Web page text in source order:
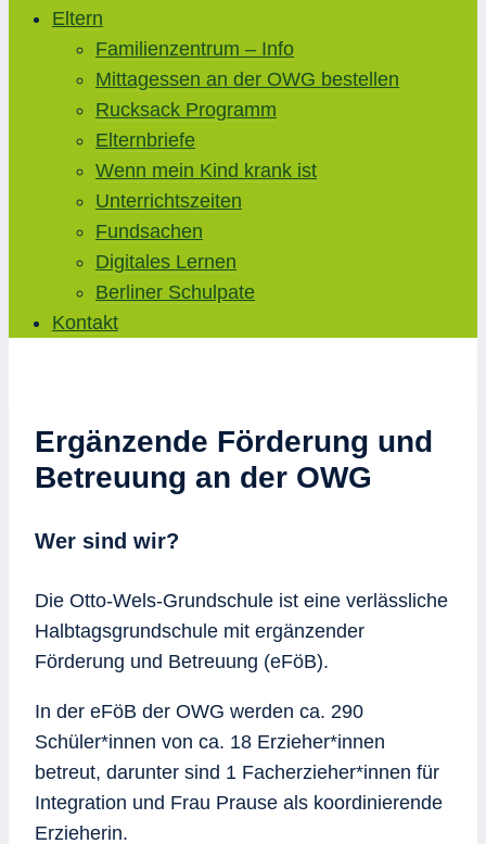
Eltern
Familienzentrum – Info
Mittagessen an der OWG bestellen
Rucksack Programm
Elternbriefe
Wenn mein Kind krank ist
Unterrichtszeiten
Fundsachen
Digitales Lernen
Berliner Schulpate
Kontakt
Ergänzende Förderung und
Betreuung an der OWG
Wer sind wir?
Die Otto-Wels-Grundschule ist eine verläss­liche
Halbtagsgrundschule mit ergänzender
Förderung und Betreuung (eFöB).
In der eFöB der OWG werden ca. 290
Schüler*innen von ca. 18 Erzieher*innen
betreut, darunter sind 1 Facherzieher*innen für
Integration und Frau Prause als koordinierende
Erzieherin.